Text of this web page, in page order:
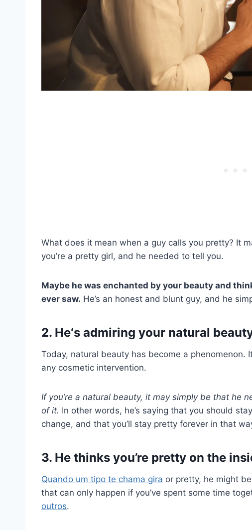
What does it mean when a guy calls you pretty? It
you’re a pretty girl, and he needed to tell you.
Maybe he was enchanted by your beauty and
ever saw. He’s an honest and blunt guy, and he
2. He‘s admiring your natural
Today, natural beauty has become a phenomenon.
any cosmetic intervention.
If you’re a natural beauty, it may simply be that he
of it. In other words, he’s saying that you should
change, and that you’ll stay pretty forever in that
3. He thinks you’re pretty on the
Quando um tipo te chama gira or pretty, he might
that can only happen if you’ve spent some time
outros.